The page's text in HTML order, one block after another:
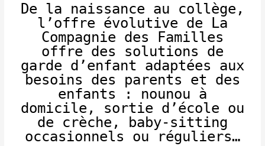
De la naissance au collège,
l’offre évolutive de La
Compagnie des Familles
offre des solutions de
garde d’enfant adaptées aux
besoins des parents et des
enfants : nounou à
domicile, sortie d’école ou
de crèche, baby-sitting
occasionnels ou réguliers…